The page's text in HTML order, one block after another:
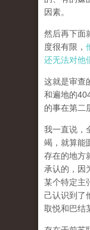
因素。
然后再下面
度很有限，
还无法对他
这就是审查
和遍地的
的事在第二
我一直说，
竭，就算能
存在的地方
承认的，因
某个特定主
己认识到了
取悦和巴结